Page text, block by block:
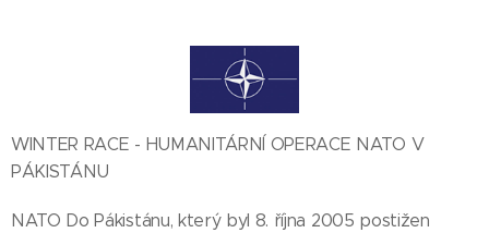
WINTER RACE - HUMANITÁRNÍ OPERACE NATO V
PÁKISTÁNU
NATO Do Pákistánu, který byl 8. října 2005 postižen